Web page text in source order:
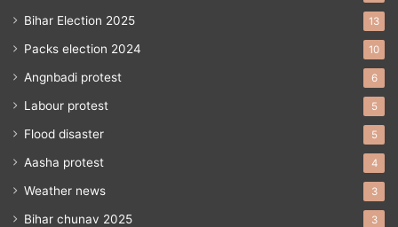
Bihar Election 2025 13
Packs election 2024 10
Angnbadi protest 6
Labour protest 5
Flood disaster 5
Aasha protest 4
Weather news 3
Bihar chunav 2025 3